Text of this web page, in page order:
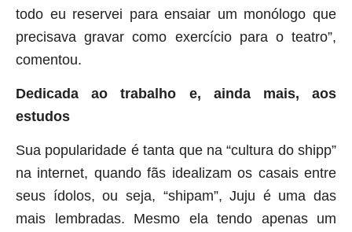
todo eu reservei para ensaiar um monólogo que
precisava gravar como exercício para o teatro”,
comentou.
Dedicada ao trabalho e, ainda mais, aos
estudos
Sua popularidade é tanta que na “cultura do shipp”
na internet, quando fãs idealizam os casais entre
seus ídolos, ou seja, “shipam”, Juju é uma das
mais lembradas. Mesmo ela tendo apenas um